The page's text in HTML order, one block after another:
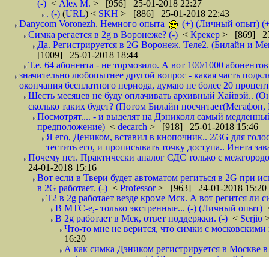
(-) < Alex M. > [956] 25-01-2018 22:27
. (-) (URL) < SKH > [886] 25-01-2018 22:43
Danycom Voronezh. Немного опыта
(+) (Личный опыт)
Симка регается в 2g в Воронеже? (-) < Крекер > [869]
Да. Регистрируется в 2G Воронеж. Теле2. (Билайн и
[1009] 25-01-2018 18:44
Т.е. 64 абонента - не тормозило. А вот 100/1000
значительно любопытнее другой вопрос - какая часть
окончания бесплатного периода, думаю не более 20
Шесть месяцев не буду оплачивать архивный Хайвэй..
сколько таких будет? (Потом Билайн
Посмотрят.... - и выделят на Дэниколл самый
предположение) < decarch > [918] 25-01-2018 15:46
Я его, Деником, вставил в кнопочник.. 2/3G для
тестить его, и прописывать точку доступа.. Инета
Почему нет. Практически аналог СДС только с
24-01-2018 15:16
Вот если в Твери будет автоматом региться в 2G при
в 2G работает. (-) < Professor> [963] 24-01-2018 15:20
T2 в 2g работает везде кроме Мск. А вот регится
В МТС-е,- только экстренные... (-) (Личный опыт)
В 2g работает в Мск, ответ поддержки. (-) < Serjio
Что-то мне не верится, что симки с
16:20
А как симка Дэником регистрируется в Москве